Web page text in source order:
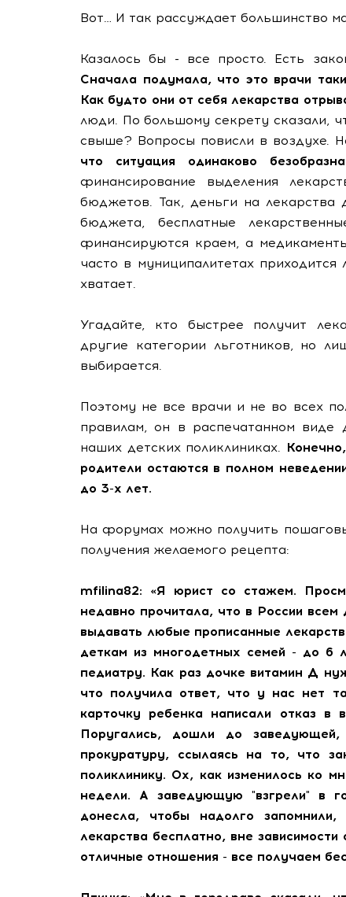
Вот… И так рассуждает большинство
Казалось бы - все просто. Есть
Сначала подумала, что это врачи
Как будто они от себя лекарства
люди. По большому секрету сказали,
свыше? Вопросы повисли в воздухе.
что ситуация одинаково
финансирование выделения
бюджетов. Так, деньги на лекарства
бюджета, бесплатные
финансируются краем, а
часто в муниципалитетах
хватает.
Угадайте, кто быстрее получит
другие категории льготников, но
выбирается.
Поэтому не все врачи и не во всех
правилам, он в распечатанном
наших детских поликлиниках.
родители остаются в полном
до 3-х лет.
На форумах можно получить
получения желаемого рецепта:
mfilina82: «Я юрист со стажем.
недавно прочитала, что в России
выдавать любые прописанные
деткам из многодетных семей - до 6
педиатру. Как раз дочке витамин Д
что получила ответ, что у нас нет
карточку ребенка написали отказ в
Поругались, дошли до
прокуратуру, ссылаясь на то, что
поликлинику. Ох, как изменилось ко
недели. А заведующую "взгрели" в
донесла, чтобы надолго
лекарства бесплатно, вне
отличные отношения - все получаем